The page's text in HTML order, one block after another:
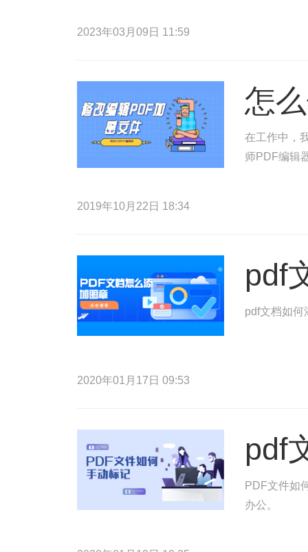
2023年03月09日 11:59
怎
在工作中，
师PDF编辑
2019年10月22日 18:34
pdf
pdf文档如何
2020年01月17日 09:53
pdf
PDF文件如
办公。